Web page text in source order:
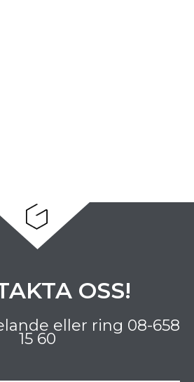
OSS!
eller ring 08-658
15 60